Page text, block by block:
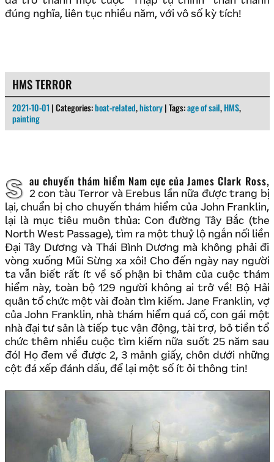
đúng nghĩa, liên tục nhiều năm, với vô số kỳ tích!
HMS TERROR
2021-10-01 | Categories:boat-related,history | Tags:age of sail,HMS,
painting
Sau chuyến thám hiểm Nam cực của James Clark Ross,
2 con tàu Terror và Erebus lần nữa được trang bị
lại, chuẩn bị cho chuyến thám hiểm của John Franklin,
lại là mục tiêu muôn thủa: Con đường Tây Bắc (the
North West Passage), tìm ra một thuỷ lộ ngắn nối liền
Đại Tây Dương và Thái Bình Dương mà không phải đi
vòng xuống Mũi Sừng xa xôi! Cho đến ngày nay người
ta vẫn biết rất ít về số phận bi thảm của cuộc thám
hiểm này, toàn bộ 129 người không ai trở về! Bộ Hải
quân tổ chức một vài đoàn tìm kiếm. Jane Franklin, vợ
của John Franklin, nhà thám hiểm quá cố, con gái một
nhà đại tư sản là tiếp tục vận động, tài trợ, bỏ tiền tổ
chức thêm nhiều cuộc tìm kiếm nữa suốt 25 năm sau
đó! Họ đem về được 2, 3 mảnh giấy, chôn dưới những
cột đá xếp đánh dấu, để lại một số ít ỏi thông tin!